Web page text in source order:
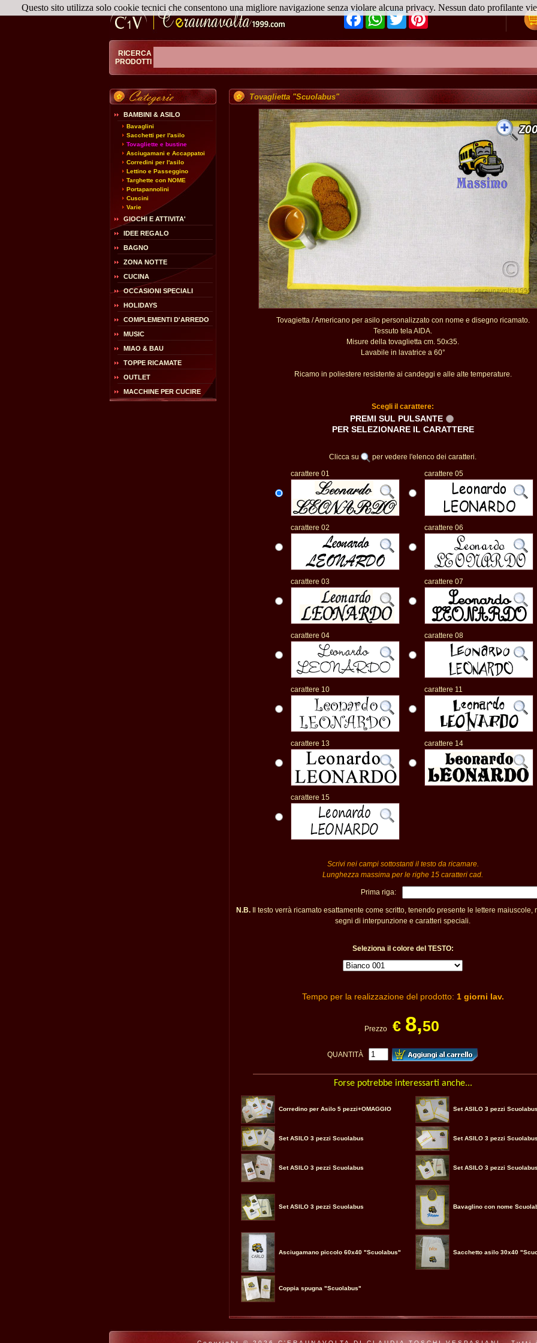
FacebookWhatsApp
TwitterPinterest
RICERCA
PRODOTTI
BAMBINI & ASILO
Bavaglini
Sacchetti per l'asilo
Tovagliette e bustine
Asciugamani e Accappatoi
Corredini per l'asilo
Lettino e Passeggino
Targhette con NOME
Portapannolini
Cuscini
Varie
GIOCHI E ATTIVITA'
IDEE REGALO
BAGNO
ZONA NOTTE
CUCINA
OCCASIONI SPECIALI
HOLIDAYS
COMPLEMENTI D'ARREDO
MUSIC
MIAO & BAU
TOPPE RICAMATE
OUTLET
MACCHINE PER CUCIRE
Tovaglietta "Scuolabus"
Tovagietta / Americano per asilo personalizzato con nome e disegno ricamato.
Tessuto tela AIDA.
Misure della tovaglietta cm. 50x35.
Lavabile in lavatrice a 60°
Ricamo in poliestere resistente ai candeggi e alle alte temperature.
Scegli il carattere:
PREMI SUL PULSANTE
PER SELEZIONARE IL CARATTERE
Clicca su
per vedere l'elenco dei caratteri.
carattere 01
carattere 05
carattere 02 carattere 06
carattere 03 carattere 07
carattere 04 carattere 08
carattere 10 carattere 11
carattere 13 carattere 14
carattere 15
Scrivi nei campi sottostanti il testo da ricamare.
Lunghezza massima per le righe 15 caratteri cad.
Prima riga:
N.B.Il testo verrà ricamato esattamente come scritto, tenendo presente le lettere maiuscole,
segni di interpunzione e caratteri speciali.
Seleziona il colore del TESTO:
Tempo per la realizzazione del prodotto: 1 giorni lav.
Prezzo € 8,50
QUANTITÀ
Forse potrebbe interessarti anche...
Corredino per Asilo 5 pezzi+OMAGGIO Set ASILO 3 pezzi Scuolabus
Set ASILO 3 pezzi Scuolabus Set ASILO 3 pezzi Scuolabus
Set ASILO 3 pezzi Scuolabus Set ASILO 3 pezzi Scuolabus
Set ASILO 3 pezzi Scuolabus Bavaglino con nome
Asciugamano piccolo 60x40 "Scuolabus" Sacchetto asilo 30x40
Coppia spugna "Scuolabus"
Questo sito utilizza solo cookie tecnici che consentono una migliore navigazione senza violare alcuna privacy. Nessun dato profilante